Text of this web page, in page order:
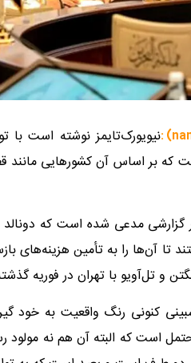
نیویورک‌تایمز نوشته است با
که بر اساس آن کشورهایی مانند
در گزارشی مدعی شده است که
تا آن‌ها را به تأمین هزینه‌های
و تل‌آویو با تهران در فوریه
کنونی رنگ واقعیت به خود
است که البته آن هم نه مولود